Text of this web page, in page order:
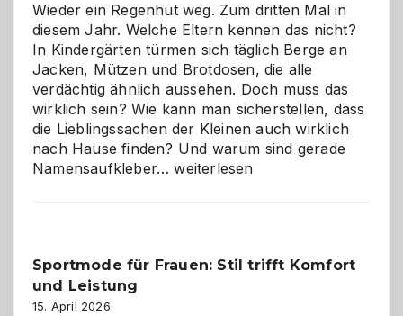
Wieder ein Regenhut weg. Zum dritten Mal in
diesem Jahr. Welche Eltern kennen das nicht?
In Kindergärten türmen sich täglich Berge an
Jacken, Mützen und Brotdosen, die alle
verdächtig ähnlich aussehen. Doch muss das
wirklich sein? Wie kann man sicherstellen, dass
die Lieblingssachen der Kleinen auch wirklich
nach Hause finden? Und warum sind gerade
Namensaufkleber…Namensaufkleber
gegen
weiterlesen
Sportmode für Frauen: Stil trifft Komfort
und Leistung
15. April 2026